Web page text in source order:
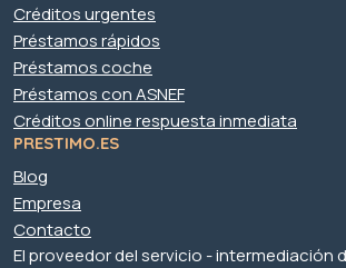
Créditos urgentes
Préstamos rápidos
Préstamos coche
Préstamos con ASNEF
Créditos online respuesta inmediata
PRESTIMO.ES
Blog
Empresa
Contacto
El proveedor del servicio - intermediación